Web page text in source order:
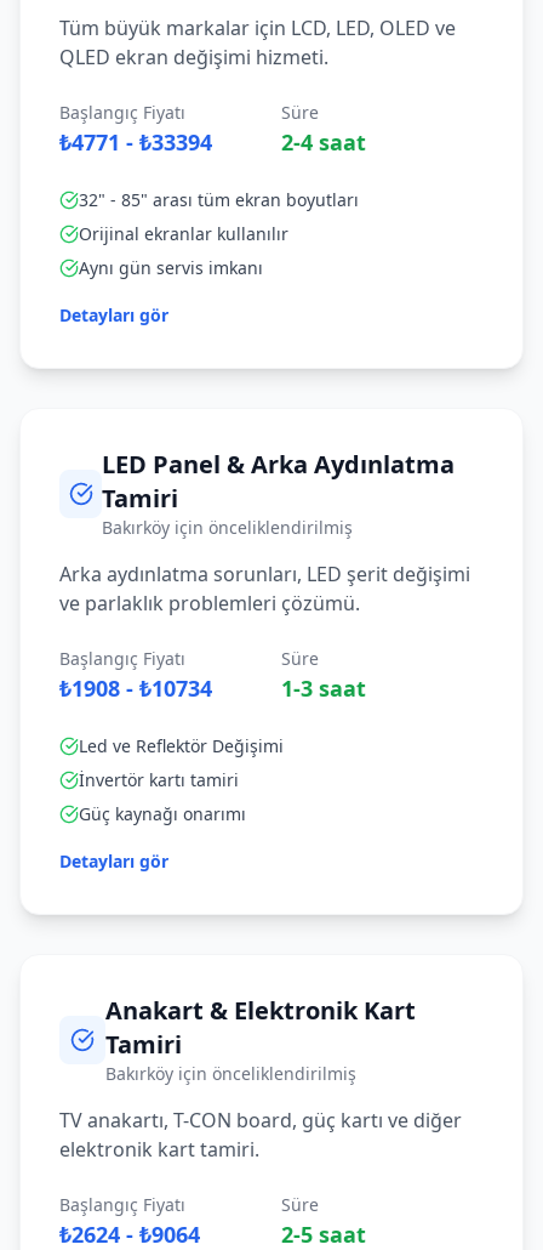
Tüm büyük markalar için LCD, LED, OLED ve
QLED ekran değişimi hizmeti.
Başlangıç Fiyatı
₺4771 - ₺33394
Süre
2-4 saat
32" - 85" arası tüm ekran boyutları
Orijinal ekranlar kullanılır
Aynı gün servis imkanı
Detayları gör
LED Panel & Arka Aydınlatma
Tamiri
Bakırköy için önceliklendirilmiş
Arka aydınlatma sorunları, LED şerit değişimi
ve parlaklık problemleri çözümü.
Başlangıç Fiyatı
₺1908 - ₺10734
Süre
1-3 saat
Led ve Reflektör Değişimi
İnvertör kartı tamiri
Güç kaynağı onarımı
Detayları gör
Anakart & Elektronik Kart
Tamiri
Bakırköy için önceliklendirilmiş
TV anakartı, T-CON board, güç kartı ve diğer
elektronik kart tamiri.
Başlangıç Fiyatı
₺2624 - ₺9064
Süre
2-5 saat